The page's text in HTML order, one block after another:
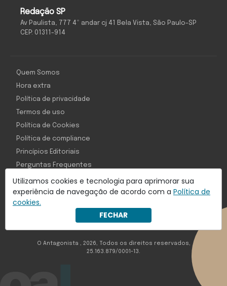
Utilizamos cookies e tecnologia para aprimorar sua
experiência de navegação de acordo com a Política de
cookies.
FECHAR
Redação SP
Av Paulista, 777 4º andar cj 41 Bela Vista, São Paulo-SP
CEP: 01311-914
Com inteligência e tecnologia:
Object1ve - Marketing Solution
Quem Somos
Hora extra
Política de privacidade
Termos de uso
Política de Cookies
Política de compliance
Princípios Editoriais
Perguntas Frequentes
O Antagonista , 2026, Todos os direitos reservados,
25.163.879/0001-13.